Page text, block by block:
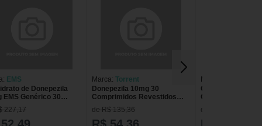
EMS
de Donepezila
EMS Genérico 30
227,17
Marca: Torrent
Donepezila 10mg 30
Comprimidos Revestidos
Genérico Torrent (C1)
DONEPEZILA 10MG 30CP
de R$ 135,36
Marca:
Cloridrato de
Genérico EMS 30
de R$ 181,73